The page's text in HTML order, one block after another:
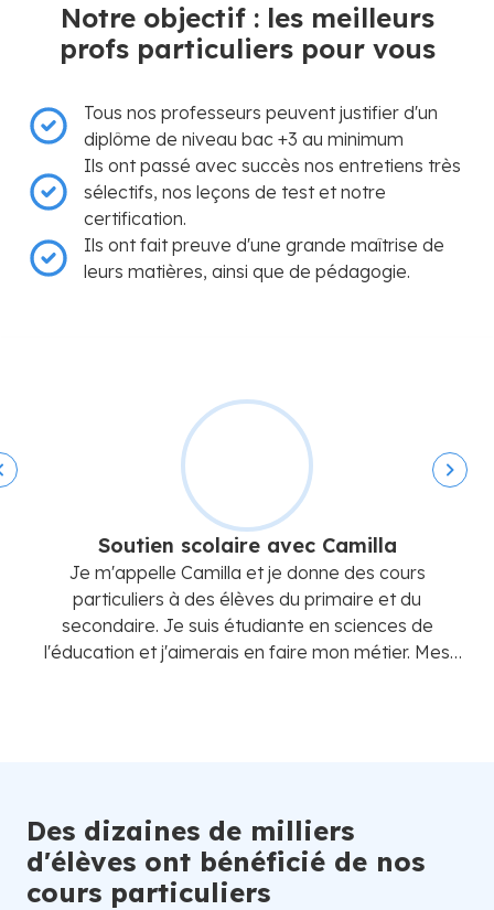
Notre objectif : les meilleurs
profs particuliers pour vous
Tous nos professeurs peuvent justifier d'un
diplôme de niveau bac +3 au minimum
Ils ont passé avec succès nos entretiens très
sélectifs, nos leçons de test et notre
certification.
Ils ont fait preuve d'une grande maîtrise de
leurs matières, ainsi que de pédagogie.
Soutien scolaire avec Camilla
Je m'appelle Camilla et je donne des cours
particuliers à des élèves du primaire et du
secondaire. Je suis étudiante en sciences de
l'éducation et j'aimerais en faire mon métier. Mes
Des dizaines de milliers
d'élèves ont bénéficié de nos
cours particuliers